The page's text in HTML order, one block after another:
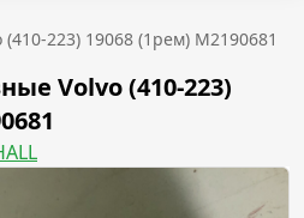
223) 19068 (1рем) M2190681
Volvo (410-223)